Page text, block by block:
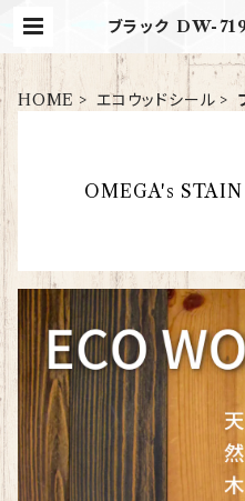
ブラック DW-
HOME エコウッドシール
OMEGA's STAIN